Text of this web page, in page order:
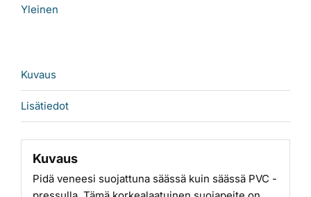
Yleinen
Kuvaus
Lisätiedot
Kuvaus
Pidä veneesi suojattuna säässä kuin säässä PVC -